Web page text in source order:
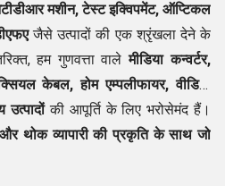
मशीन, टेस्ट इक्विपमेंट, ऑप्टिकल
जैसे उत्पादों की एक श्रृंखला देने के
हम गुणवत्ता वालेमीडिया कन्वर्टर,
केबल, होम एम्पलीफायर, वीडियो
की आपूर्ति के लिए भरोसेमंद हैं।
और थोक व्यापारी की प्रकृति के साथ जो
द्वारा अच्छी तरह से पूरी की जाती हैं